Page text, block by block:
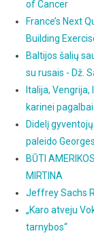
of Cancer
France’s Next
Building
Baltijos šalių
su rusais - Dž.
Italija,
karinei
Didelį
paleido
BŪTI
MIRTINA
Jeffrey Sachs
„Karo atveju
tarnybos“